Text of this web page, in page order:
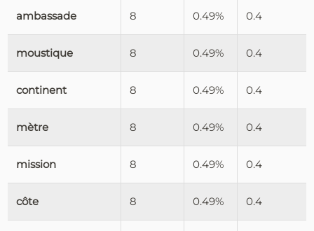
ambassade 8 0.49% 0.4
moustique 8 0.49% 0.4
continent 8 0.49% 0.4
mètre 8 0.49% 0.4
mission 8 0.49% 0.4
côte 8 0.49% 0.4